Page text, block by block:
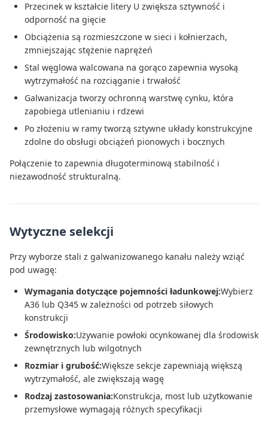
Przecinek w kształcie litery U zwiększa sztywność i
odporność na gięcie
Obciążenia są rozmieszczone w sieci i kołnierzach,
zmniejszając stężenie naprężeń
Stal węglowa walcowana na gorąco zapewnia wysoką
wytrzymałość na rozciąganie i trwałość
Galwanizacja tworzy ochronną warstwę cynku, która
zapobiega utlenianiu i rdzewi
Po złożeniu w ramy tworzą sztywne układy konstrukcyjne
zdolne do obsługi obciążeń pionowych i bocznych
Połączenie to zapewnia długoterminową stabilność i
niezawodność strukturalną.
Wytyczne selekcji
Przy wyborze stali z galwanizowanego kanału należy wziąć
pod uwagę:
Wymagania dotyczące pojemności ładunkowej:Wybierz
A36 lub Q345 w zależności od potrzeb siłowych
konstrukcji
Środowisko:Używanie powłoki ocynkowanej dla środowisk
zewnętrznych lub wilgotnych
Rozmiar i grubość:Większe sekcje zapewniają większą
wytrzymałość, ale zwiększają wagę
Rodzaj zastosowania:Konstrukcja, most lub użytkowanie
przemysłowe wymagają różnych specyfikacji